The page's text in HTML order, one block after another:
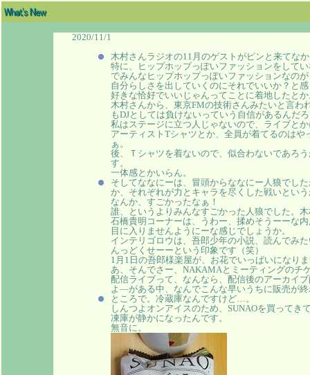
2020/11/1
木村さんラジオの11月のゲストがピンと来てな
特に、ヒップホップっぽいファッションをして
でみんなヒップホップっぽいファッションなの
自分らしさを出していくのにそれでいいか？と
好きな恰好でいいじゃんってことに着地したと
木村さんから、東京FMの技術さんみたいと言わ
もDJとしては負けないっていう自信があるんだ
私はステージに立つ人じゃないので、ライブと
アーティストTシャツとか、全員が着てるのは
ぁ。
後、Ｔシャツを着ないので、似合わないであろ
す。
一体感とかいらん。
そしてななにーは、冒頭からななにー人狼でし
か、それぞれが力とキャラを尽くした戦いとい
なんか、すごかったなぁ！
誰、というよりみんなすごかった人狼でした。
石橋貴明コーナーは、うわー、揉めそうーーな
目に入りませんようにーな感じでしょうか。
インテリゴロウは、吾郎少年の小説、読んでみ
んっどくせーーという印象です（笑）
1月1日の吾郎様楽屋が、お花でいっぱいになり
あ、そんでさー、NAKAMAとミーティングのチ
配信ライブって、なんなら、配信後のアーカイ
よ―がある中、なんでこんな早いうちに販売が
ところで。冷蔵庫なんですけど…。
しんつよオンアイスのため、SUNAOを買ってき
凍庫が静かになったんです。
無音に。